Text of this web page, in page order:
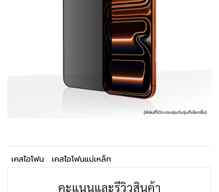
เคสไอโฟน เคสไอโฟนแม่เหล็ก
คะแนนและรีวิวสินค้า